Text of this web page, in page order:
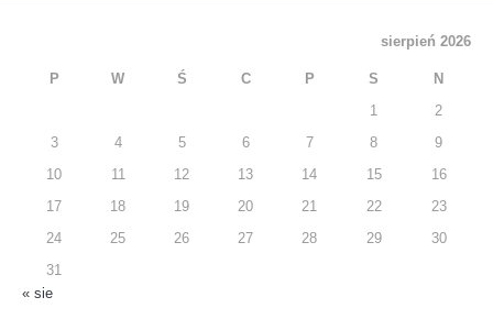
sierpień 2026
P W Ś C P S N
1 2
3 4 5 6 7 8 9
10 11 12 13 14 15 16
17 18 19 20 21 22 23
24 25 26 27 28 29 30
31
« sie